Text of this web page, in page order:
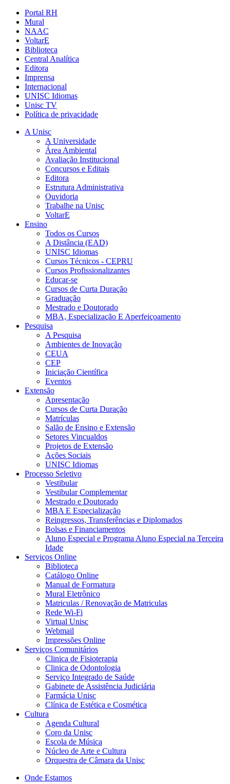
Portal RH
Mural
NAAC
VoltarE
Biblioteca
Central Analítica
Editora
Imprensa
Internacional
UNISC Idiomas
Unisc TV
Política de privacidade
A Unisc
A Universidade
Área Ambiental
Avaliação Institucional
Concursos e Editais
Editora
Estrutura Administrativa
Ouvidoria
Trabalhe na Unisc
VoltarE
Ensino
Todos os Cursos
A Distância (EAD)
UNISC Idiomas
Cursos Técnicos - CEPRU
Cursos Profissionalizantes
Educar-se
Cursos de Curta Duração
Graduação
Mestrado e Doutorado
MBA, Especialização E Aperfeiçoamento
Pesquisa
A Pesquisa
Ambientes de Inovação
CEUA
CEP
Iniciação Científica
Eventos
Extensão
Apresentação
Cursos de Curta Duração
Matrículas
Salão de Ensino e Extensão
Setores Vincualdos
Projetos de Extensão
Ações Sociais
UNISC Idiomas
Processo Seletivo
Vestibular
Vestibular Complementar
Mestrado e Doutorado
MBA E Especialização
Reingressos, Transferências e Diplomados
Bolsas e Financiamentos
Aluno Especial e Programa Aluno Especial na Terceira
Idade
Serviços Online
Biblioteca
Catálogo Online
Manual de Formatura
Mural Eletrônico
Matriculas / Renovação de Matriculas
Rede Wi-Fi
Virtual Unisc
Webmail
Impressões Online
Serviços Comunitários
Clinica de Fisioterapia
Clinica de Odontologia
Serviço Integrado de Saúde
Gabinete de Assistência Judiciária
Farmácia Unisc
Clínica de Estética e Cosmética
Cultura
Agenda Cultural
Coro da Unisc
Escola de Música
Núcleo de Arte e Cultura
Orquestra de Câmara da Unisc
Onde Estamos